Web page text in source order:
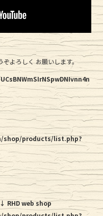
ぞよろしく お願いします。
shop/products/list.php?
RHD web shop